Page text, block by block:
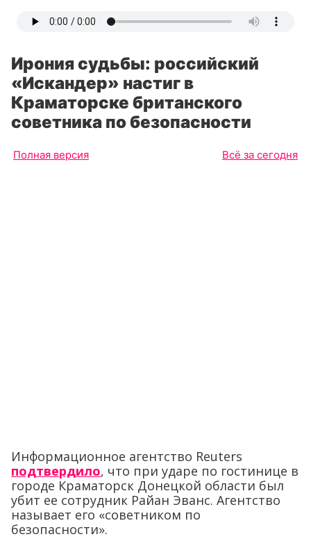
Ирония судьбы: российский
«Искандер» настиг в
Краматорске британского
советника по безопасности
Полная версия Всё за сегодня
Информационное агентство Reuters
подтвердило, что при ударе по гостинице в
городе Краматорск Донецкой области был
убит ее сотрудник Райан Эванс. Агентство
называет его «советником по
безопасности».